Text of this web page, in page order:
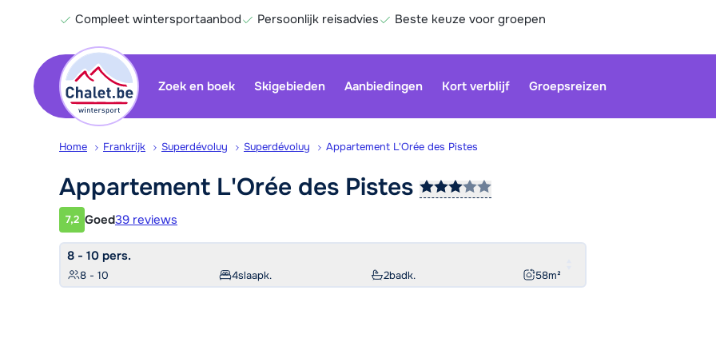
Compleet wintersportaanbod Persoonlijk reisadvies Beste keuze voor groepen
Zoek en boek Skigebieden Aanbiedingen Kort verblijf Groepsreizen
Home Frankrijk Superdévoluy Superdévoluy Appartement L'Orée des Pistes
Appartement L'Orée des Pistes
Klantwaardering
7,2 Goed39 reviews
8 - 10 pers.
8 - 10 4slaapk. 2badk. 58m²